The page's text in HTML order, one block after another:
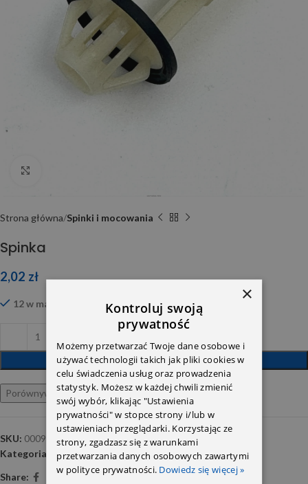
Strona główna Spinki i mocowania
Spinka
2,02 zł
12 w magazynie
DODAJ DO KOSZYKA
Porównywarka Ulubione
SKU: 0009913795
Kategoria:
Spinki i mocowania
Share:
×
Kontroluj swoją
prywatność
Możemy przetwarzać Twoje dane osobowe i
używać technologii takich jak pliki cookies w
celu świadczenia usług oraz prowadzenia
statystyk. Możesz w każdej chwili zmienić
swój wybór, klikając "Ustawienia
prywatności" w stopce strony i/lub w
ustawieniach przeglądarki. Korzystając ze
strony, zgadzasz się z warunkami
przetwarzania danych osobowych zawartymi
w polityce prywatności. Dowiedz się więcej »